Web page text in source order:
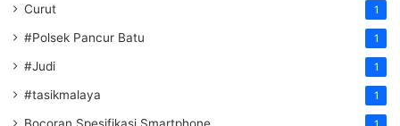
Curut 1
#Polsek Pancur Batu 1
#Judi 1
#tasikmalaya 1
Bocoran Spesifikasi Smartphone